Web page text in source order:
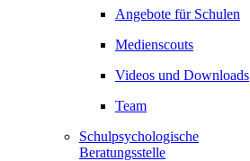
Angebote für Schulen
Medienscouts
Videos und Downloads
Team
Schulpsychologische
Beratungsstelle